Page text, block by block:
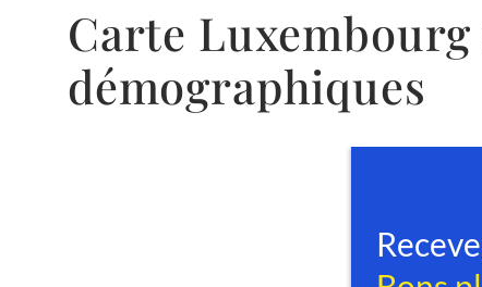
Carte
démographiques